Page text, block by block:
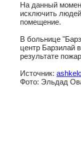
На данный
исключить
помещение.
В больнице
центр Барзилай
результате
Источник:
Фото: Эльдад